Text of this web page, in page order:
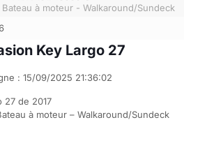
à moteur - Walkaround/Sundeck
Key Largo 27
: 15/09/2025 21:36:02
27 de 2017
à moteur – Walkaround/Sundeck